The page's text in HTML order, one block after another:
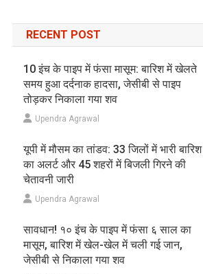
RECENT POST
10 इंच के पाइप में फंसा मासूम: बारिश में खेलते
समय हुआ दर्दनाक हादसा, जेसीबी से पाइप
तोड़कर निकाला गया शव
Upendra Agrawal
यूपी में मौसम का तांडव: 33 जिलों में भारी बारिश
का अलर्ट और 45 शहरों में बिजली गिरने की
चेतावनी जारी
Upendra Agrawal
सावधान! १० इंच के पाइप में फंसा ६ साल का
मासूम, बारिश में खेल-खेल में चली गई जान,
जेसीबी से निकाला गया शव